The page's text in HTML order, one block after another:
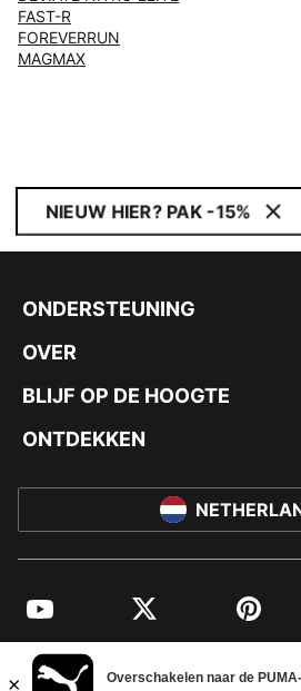
FAST-R
FOREVERRUN
MAGMAX
NIEUW HIER? PAK -15%
ONDERSTEUNING
OVER
BLIJF OP DE HOOGTE
ONTDEKKEN
YouTube Twitter Pinterest
© PUMA EUROPE GMBH, 2026.